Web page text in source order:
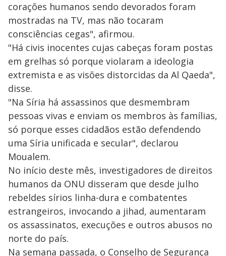
corações humanos sendo devorados foram
mostradas na TV, mas não tocaram
consciências cegas", afirmou.
"Há civis inocentes cujas cabeças foram postas
em grelhas só porque violaram a ideologia
extremista e as visões distorcidas da Al Qaeda",
disse.
"Na Síria há assassinos que desmembram
pessoas vivas e enviam os membros às famílias,
só porque esses cidadãos estão defendendo
uma Síria unificada e secular", declarou
Moualem.
No início deste mês, investigadores de direitos
humanos da ONU disseram que desde julho
rebeldes sírios linha-dura e combatentes
estrangeiros, invocando a jihad, aumentaram
os assassinatos, execuções e outros abusos no
norte do país.
Na semana passada, o Conselho de Segurança